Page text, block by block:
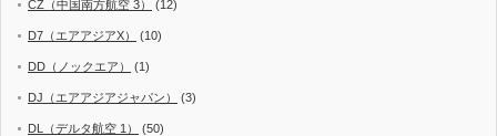
CZ（中国南方航空 3） (12)
D7（エアアジアX） (10)
DD（ノックエア） (1)
DJ（エアアジアジャパン） (3)
DL（デルタ航空 1） (50)